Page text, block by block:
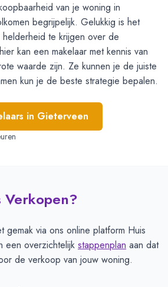
van je woning in
begrijpelijk. Gelukkig is het
te krijgen over de
kan een makelaar met kennis van
waarde zijn. Ze kunnen je de juiste
kun je de beste strategie bepalen.
in Gieterveen
Verkopen?
gemak via ons online platform Huis
een overzichtelijk stappenplan aan dat
de verkoop van jouw woning.